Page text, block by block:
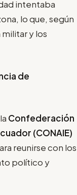
intentaba
lo que, según
y los
de
Confederación
(CONAIE)
reunirse con los
político y